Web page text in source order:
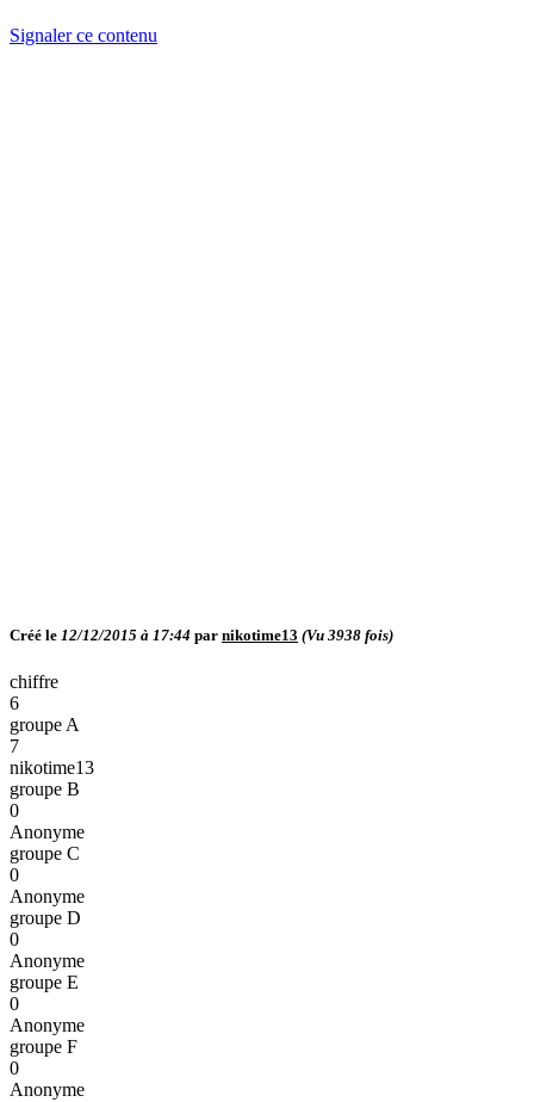
Signaler ce contenu
Créé le 12/12/2015 à 17:44 par nikotime13 (Vu 3938 fois)
chiffre
6
groupe A
7
nikotime13
groupe B
0
Anonyme
groupe C
0
Anonyme
groupe D
0
Anonyme
groupe E
0
Anonyme
groupe F
0
Anonyme